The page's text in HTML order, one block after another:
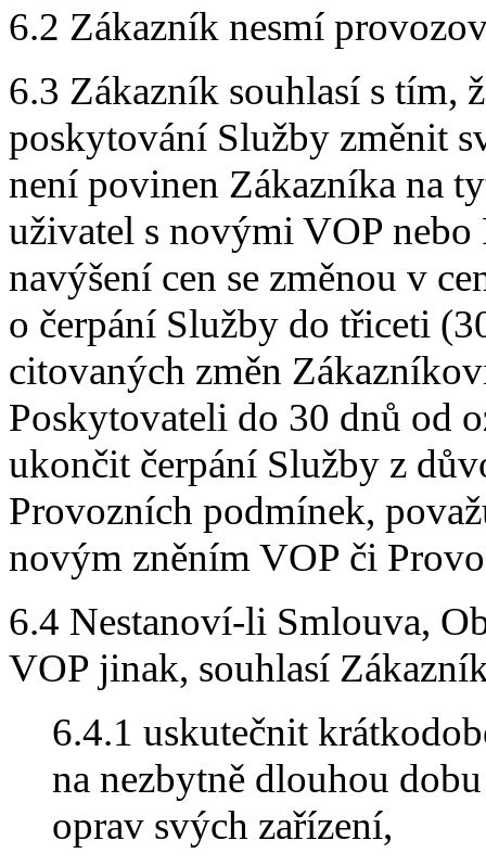
6.2 Zákazník nesmí
6.3 Zákazník souhlasí s tím,
poskytování Služby změnit
není povinen Zákazníka na
uživatel s novými VOP
navýšení cen se změnou v
o čerpání Služby do třiceti
citovaných změn
Poskytovateli do 30 dnů od
ukončit čerpání Služby z
Provozních podmínek,
novým zněním VOP či
6.4 Nestanoví-li Smlouva,
VOP jinak, souhlasí
6.4.1 uskutečnit
na nezbytně dlouhou
oprav svých zařízení,